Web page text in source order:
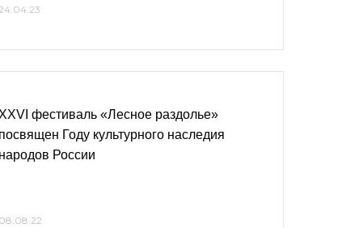
24.04.23
XXVI фестиваль «Лесное раздолье»
посвящен Году культурного наследия
народов России
08.08.22